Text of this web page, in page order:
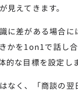
見えてきます。
に差がある場合に
かを1on1で話し
的な目標を設定し
なく、「商談の翌